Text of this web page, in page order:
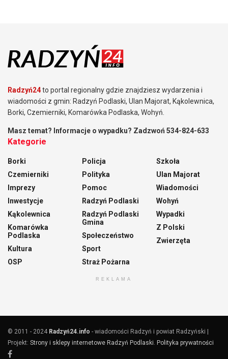
Radzyń24to portal regionalny gdzie znajdziesz wydarzenia i
wiadomości z gmin: Radzyń Podlaski, Ulan Majorat, Kąkolewnica,
Borki, Czemierniki, Komarówka Podlaska, Wohyń.
Masz temat? Informacje o wypadku? Zadzwoń 534-824-633
Kategorie
Borki
Czemierniki
Imprezy
Inwestycje
Kąkolewnica
Komarówka
Podlaska
Kultura
OSP
Policja
Polityka
Pomoc
Radzyń Podlaski
Radzyń Podlaski
Gmina
Społeczeństwo
Sport
Straż Pożarna
Szkoła
Ulan Majorat
Wiadomości
Wohyń
Wypadki
Z Polski
Zwierzęta
REKLAMA
© 2011 - 2024 Radzyń24.info - wiadomości Radzyń i powiat Radzyński |
Projekt: Strony i sklepy internetowe Radzyń Podlaski Polityka prywatności